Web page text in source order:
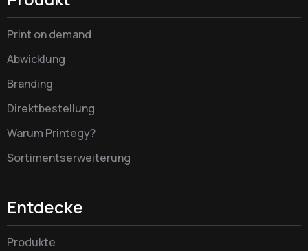
Print on demand
Abwicklung
Branding
Direktbestellung
Warum Printegy?
Sortimentserweiterung
Entdecke
Produkte